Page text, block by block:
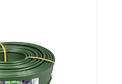
obrubníkový pás
12,5 cm / 18 m